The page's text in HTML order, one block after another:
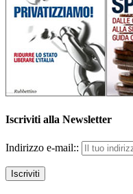
Iscriviti alla Newsletter
Indirizzo e-mail::